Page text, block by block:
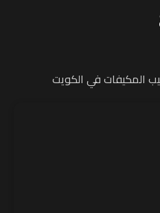
المكيفات في الكويت